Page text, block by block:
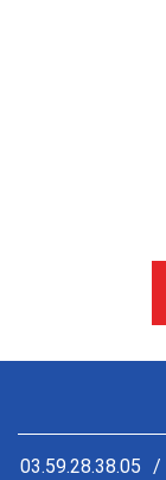
03.59.28.38.05 /